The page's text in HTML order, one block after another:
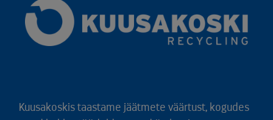
Kuusakoskis taastame jäätmete väärtust, kogudes